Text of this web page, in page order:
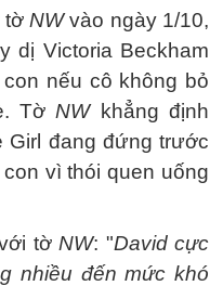
tờNWvào ngày 1/10,
dị Victoria Beckham
nếu cô không bỏ
TờNWkhẳng định
Girl đang đứng trước
vì thói quen uống
tờ NW: "David cực
nhiều đến mức khó